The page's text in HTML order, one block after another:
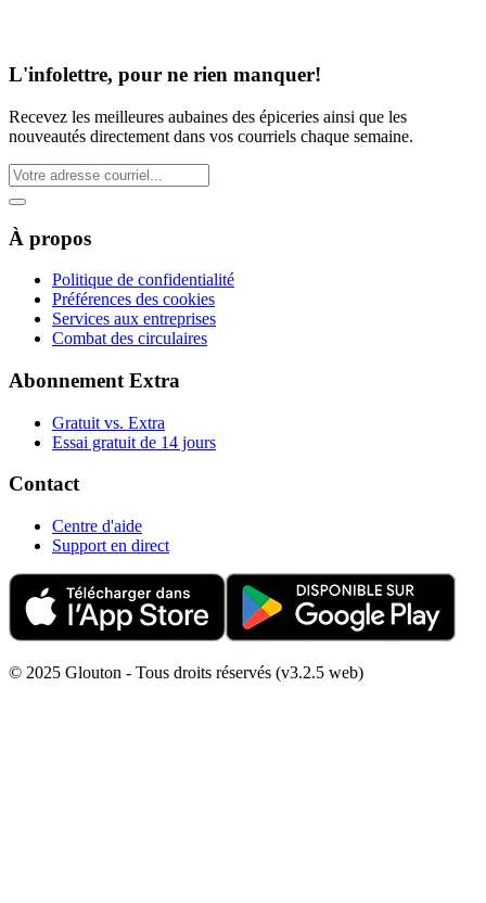
L'infolettre, pour ne rien manquer!
Recevez les meilleures aubaines des épiceries ainsi que les
nouveautés directement dans vos courriels chaque semaine.
À propos
Politique de confidentialité
Préférences des cookies
Services aux entreprises
Combat des circulaires
Abonnement Extra
Gratuit vs. Extra
Essai gratuit de 14 jours
Contact
Centre d'aide
Support en direct
© 2025 Glouton - Tous droits réservés (v3.2.5 web)